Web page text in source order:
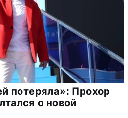
потеряла»: Прохор
о новой